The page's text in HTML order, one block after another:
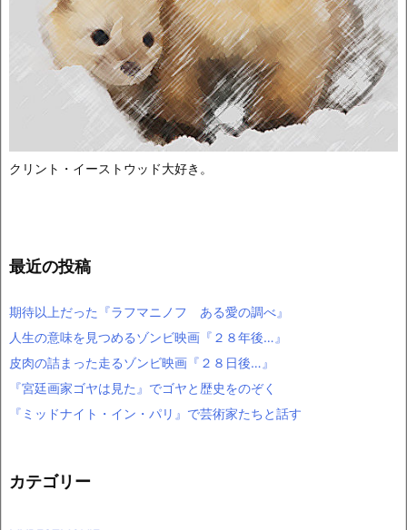
クリント・イーストウッド大好き。
最近の投稿
期待以上だった『ラフマニノフ ある愛の調べ』
人生の意味を見つめるゾンビ映画『２８年後…』
皮肉の詰まった走るゾンビ映画『２８日後…』
『宮廷画家ゴヤは見た』でゴヤと歴史をのぞく
『ミッドナイト・イン・パリ』で芸術家たちと話す
カテゴリー